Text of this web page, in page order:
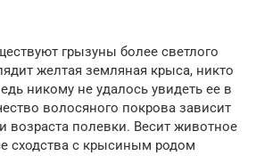
грызуны более светлого
желтая земляная крыса, никто
никому не удалось увидеть ее в
волосяного покрова зависит
возраста полевки. Весит животное
сходства с крысиным родом